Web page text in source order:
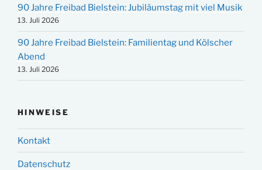
90 Jahre Freibad Bielstein: Jubiläumstag mit viel Musik
13. Juli 2026
90 Jahre Freibad Bielstein: Familientag und Kölscher
Abend
13. Juli 2026
HINWEISE
Kontakt
Datenschutz